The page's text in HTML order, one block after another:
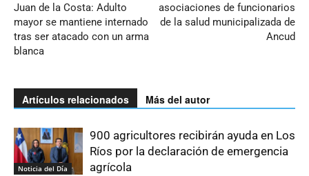
Juan de la Costa: Adulto
mayor se mantiene internado
tras ser atacado con un arma
blanca
asociaciones de funcionarios
de la salud municipalizada de
Ancud
Artículos relacionados Más del autor
Noticia del Día
900 agricultores recibirán ayuda en Los
Ríos por la declaración de emergencia
agrícola